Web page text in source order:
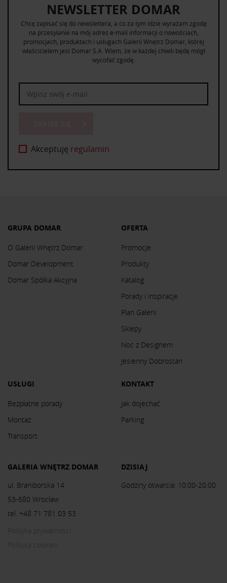
NEWSLETTER DOMAR
Chcę zapisać się do newslettera, a co za tym idzie wyrażam zgodę
na przesyłanie na mój adres e-mail informacji o nowościach,
promocjach, produktach i usługach Galerii Wnętrz Domar, której
właścicielem jest Domar S.A. Wiem, że w każdej chwili będę mógł
wycofać zgodę.
Akceptuję regulamin
GRUPA DOMAR
O Galerii Wnętrz Domar
Domar Development
Domar Spółka Akcyjna
OFERTA
Promocje
Produkty
Katalog
Porady i inspiracje
Plan Galerii
Sklepy
Noc z Designem
Jesienny Dobrostan
USŁUGI
Bezpłatne porady
Montaż
Transport
KONTAKT
Jak dojechać
Parking
GALERIA WNĘTRZ DOMAR
ul. Braniborska 14
53-680 Wrocław
tel. +48 71 781 03 53
DZISIAJ
Godziny otwarcia: 10:00-20:00